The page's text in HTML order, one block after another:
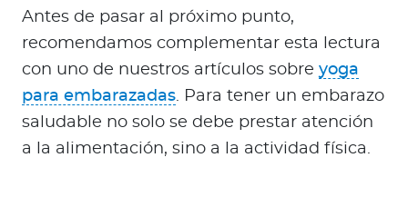
Antes de pasar al próximo punto,
recomendamos complementar esta lectura
con uno de nuestros artículos sobre yoga
para embarazadas. Para tener un embarazo
saludable no solo se debe prestar atención
a la alimentación, sino a la actividad física.